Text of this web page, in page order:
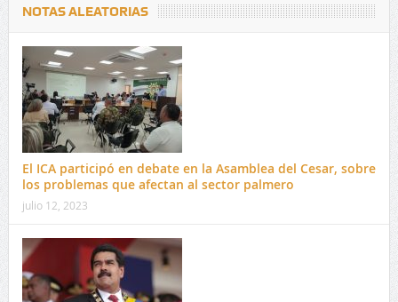
NOTAS ALEATORIAS
El ICA participó en debate en la Asamblea del Cesar, sobre
los problemas que afectan al sector palmero
julio 12, 2023